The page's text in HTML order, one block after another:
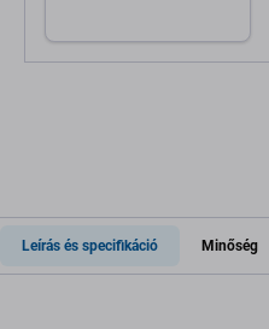
Leírás és specifikáció Minőség